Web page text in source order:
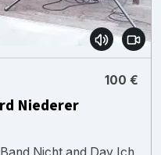
100 €
Niederer